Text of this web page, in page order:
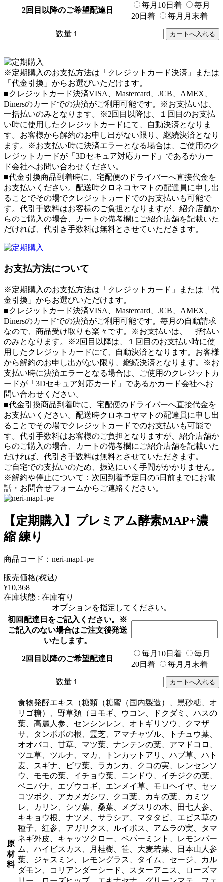
2回目以降のご希望配達日
毎月10日着
毎月
20日着
毎月月末着
数量
※定期購入のお支払方法は「クレジットカード決済」または
「代金引換」からお選びいただけます。
■クレジットカード決済VISA、Mastercard、JCB、AMEX、
Dinersのカードでの決済がご利用可能です。
※お支払いは、
一括払いのみとなります。※2回目以降は、１回目のお支払
い時に使用したクレジットカードにて、自動決済となりま
す。お客様から解約のお申し出がない限り、継続決済となり
ます。※お支払い時に決済エラーとなる場合は、ご使用のク
レジットカードが「3Dセキュア対応カード」であるかカー
ド会社へお問い合わせください。
■代金引換商品到着時に、宅配便のドライバーへ直接代金を
お支払いください。配送時クロネコヤマトの配達員に申し出
ることでその場でクレジットカードでのお支払いも可能で
す。代引手数料はお客様のご負担となりますが、紹介店舗か
らのご購入の場合、カートの備考欄にご紹介店舗を記載いた
だければ、代引き手数料は無料とさせていただきます。
お支払方法について
※定期購入のお支払方法は「クレジットカード」または「代
金引換」からお選びいただけます。
■クレジットカード決済VISA、Mastercard、JCB、AMEX、
Dinersのカードでの決済がご利用可能です。毎月の自動請求
なので、商品受け取りも楽々です。
※お支払いは、一括払い
のみとなります。※2回目以降は、１回目のお支払い時に使
用したクレジットカードにて、自動決済となります。お客様
から解約のお申し出がない限り、継続決済となります。※お
支払い時に決済エラーとなる場合は、ご使用のクレジットカ
ードが「3Dセキュア対応カード」であるかカード会社へお
問い合わせください。
■代金引換商品到着時に、宅配便のドライバーへ直接代金を
お支払いください。配送時クロネコヤマトの配達員に申し出
ることでその場でクレジットカードでのお支払いも可能で
す。代引手数料はお客様のご負担となりますが、紹介店舗か
らのご購入の場合、カートの備考欄にご紹介店舗を記載いた
だければ、代引き手数料は無料とさせていただきます。
ご自宅での支払いのため、振込にいく手間がかかりません。
※解約や停止について：次回到着予定日の5日前までにお電
話・お問合せフォームからご連絡ください。
【定期購入】プレミアム酵素MAP+濃
縮 練り
商品コード：neri-map1-pe
販売価格(税込)
¥10,368
在庫状態 : 在庫有り
オプションを指定してください。
初回配達日をご記入ください。※
ご記入のない場合はご注文後発送
いたします。
2回目以降のご希望配達日
毎月10日着
毎月
20日着
毎月月末着
数量
原
材
料
食物発酵エキス（糖類（糖蜜（国内製造）、黒砂糖、オ
リゴ糖）、野草類（ヨモギ、ウコン、ドクダミ、ハスの
葉、高麗人参、センシンレン、オトギリソウ、クマザ
サ、タンポポの根、霊芝、アマチャヅル、トチュウ葉、
オオバコ、甘草、マツ葉、ナンテンの葉、アマドコロ、
ツユ草、ツルナ、マカ、トンカットアリ、ハブ草、ハト
麦、スギナ、ビワ葉、ラカンカ、クコの実、レンセンソ
ウ、モモの葉、イチョウ葉、ニンドウ、イチジクの葉、
ベニバナ、エゾウコギ、エンメイ草、モロヘイヤ、セッ
コツボク、アカメガシワ、クコ葉、カキの葉、カミツ
レ、カリン、シソ葉、桑葉、メグスリの木、田七人参、
キキョウ根、ナツメ、サラシア、マタタビ、エビス草の
種子、紅参、アガリクス、ルイボス、アムラの実、タマ
ネギ外皮、キャッツクロー、ペパーミント、レモンバー
ム、ハイビスカス、月桂樹、笹、大麦若葉、日本山人参
葉、ジャスミン、レモングラス、タイム、セージ、カル
ダモン、コリアンダーシード、スターアニス、ローズマ
リー、ローズヒップ、エキナセナ、グリーンマテ、フェ